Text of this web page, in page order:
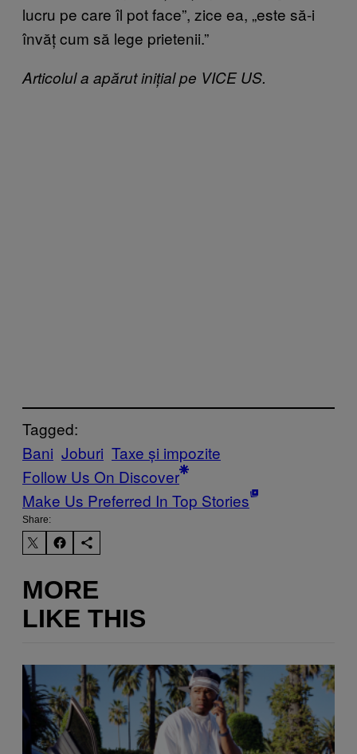
lucru pe care îl pot face”, zice ea, „este să-i
învăț cum să lege prietenii.”
Articolul a apărut inițial pe VICE US.
Tagged:
Bani Joburi Taxe și impozite
Follow Us On Discover
Make Us Preferred In Top Stories
Share:
MORE
LIKE THIS